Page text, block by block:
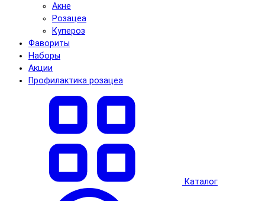
Акне
Розацеа
Купероз
Фавориты
Наборы
Акции
Профилактика розацеа
Каталог